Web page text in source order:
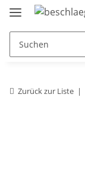
Zurück zur Liste